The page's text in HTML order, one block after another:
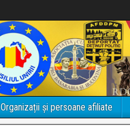
Organizații și persoane afiliate